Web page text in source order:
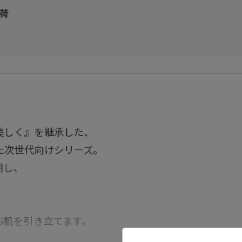
く』を継承した、
世代向けシリーズ。
、
を引き立てます。